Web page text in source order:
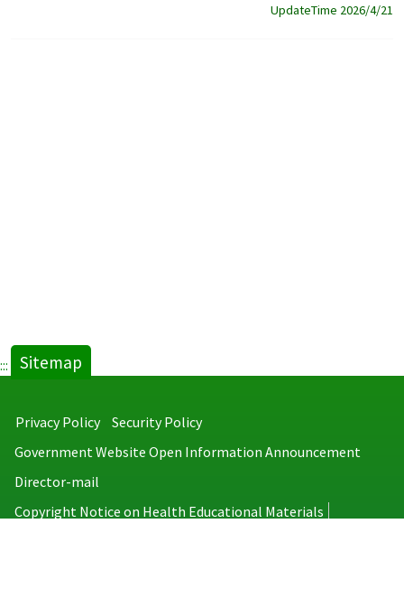
UpdateTime 2026/4/21
::: Sitemap
Privacy Policy
Security Policy
Government Website Open Information Announcement
Director-mail
Copyright Notice on Health Educational Materials